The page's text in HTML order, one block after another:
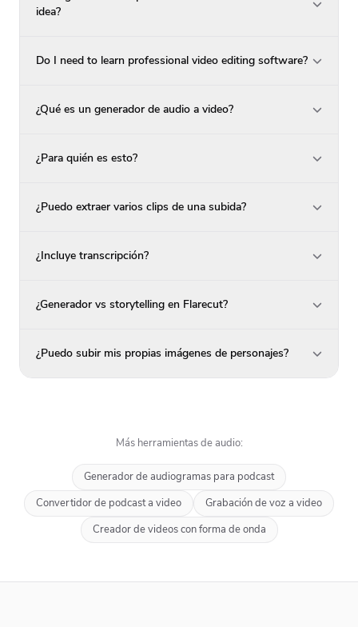
idea?
Do I need to learn professional video editing software?
¿Qué es un generador de audio a video?
¿Para quién es esto?
¿Puedo extraer varios clips de una subida?
¿Incluye transcripción?
¿Generador vs storytelling en Flarecut?
¿Puedo subir mis propias imágenes de personajes?
Más herramientas de audio:
Generador de audiogramas para podcast
Convertidor de podcast a video
Grabación de voz a video
Creador de videos con forma de onda